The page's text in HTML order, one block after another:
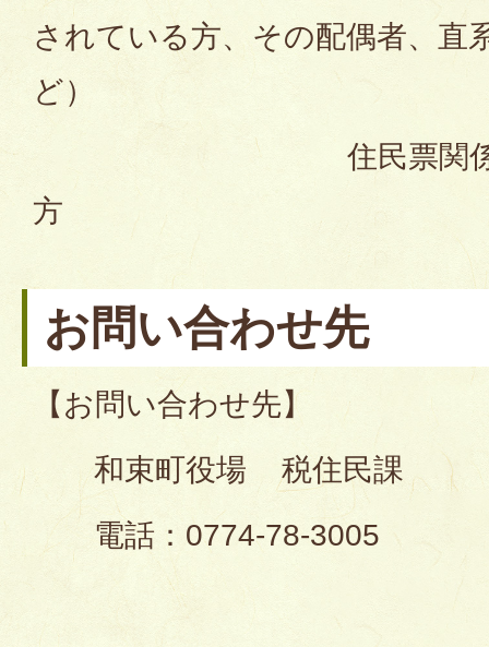
されている方、その配偶者、直
ど）
住民票関係：本人
方
お問い合わせ先
【お問い合わせ先】
和束町役場 税住民課
電話：0774-78-3005